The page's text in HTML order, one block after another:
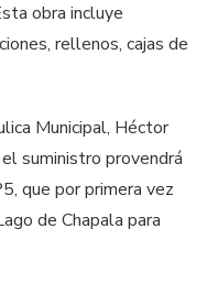
obra incluye
rellenos, cajas de
Municipal, Héctor
suministro provendrá
que por primera vez
de Chapala para